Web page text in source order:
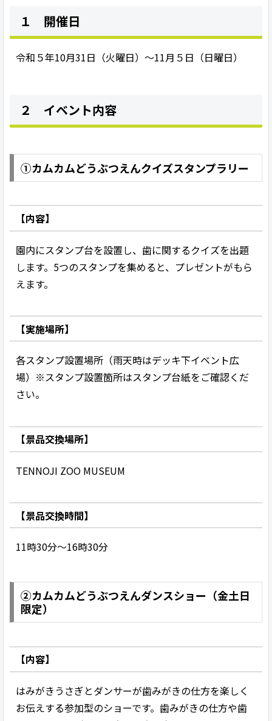
１ 開催日
令和５年10月31日（火曜日）～11月５日（日曜日）
２ イベント内容
①カムカムどうぶつえんクイズスタンプラリー
【内容】
園内にスタンプ台を設置し、歯に関するクイズを出題
します。5つのスタンプを集めると、プレゼントがもら
えます。
【実施場所】
各スタンプ設置場所（雨天時はデッキ下イベント広
場）※スタンプ設置箇所はスタンプ台紙をご確認くだ
さい。
【景品交換場所】
TENNOJI ZOO MUSEUM
【景品交換時間】
11時30分～16時30分
②カムカムどうぶつえんダンスショー（金土日
限定）
【内容】
はみがきうさぎとダンサーが歯みがきの仕方を楽しく
お伝えする参加型のショーです。歯みがきの仕方や歯